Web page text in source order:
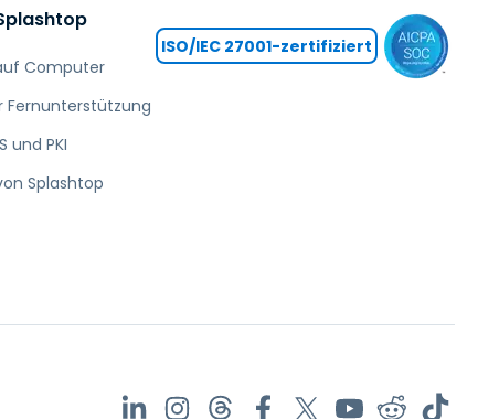
Computer
Fernunterstützung
und PKI
Splashtop
ISO/IEC 27001-zertifiziert